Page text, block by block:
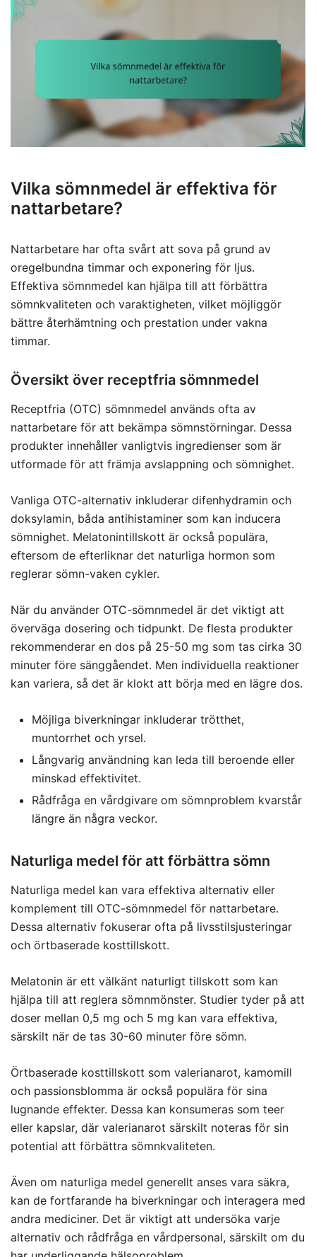
Vilka sömnmedel är effektiva för
nattarbetare?
Nattarbetare har ofta svårt att sova på grund av
oregelbundna timmar och exponering för ljus.
Effektiva sömnmedel kan hjälpa till att förbättra
sömnkvaliteten och varaktigheten, vilket möjliggör
bättre återhämtning och prestation under vakna
timmar.
Översikt över receptfria sömnmedel
Receptfria (OTC) sömnmedel används ofta av
nattarbetare för att bekämpa sömnstörningar. Dessa
produkter innehåller vanligtvis ingredienser som är
utformade för att främja avslappning och sömnighet.
Vanliga OTC-alternativ inkluderar difenhydramin och
doksylamin, båda antihistaminer som kan inducera
sömnighet. Melatonintillskott är också populära,
eftersom de efterliknar det naturliga hormon som
reglerar sömn-vaken cykler.
När du använder OTC-sömnmedel är det viktigt att
överväga dosering och tidpunkt. De flesta produkter
rekommenderar en dos på 25-50 mg som tas cirka 30
minuter före sänggåendet. Men individuella reaktioner
kan variera, så det är klokt att börja med en lägre dos.
Möjliga biverkningar inkluderar trötthet,
muntorrhet och yrsel.
Långvarig användning kan leda till beroende eller
minskad effektivitet.
Rådfråga en vårdgivare om sömnproblem kvarstår
längre än några veckor.
Naturliga medel för att förbättra sömn
Naturliga medel kan vara effektiva alternativ eller
komplement till OTC-sömnmedel för nattarbetare.
Dessa alternativ fokuserar ofta på livsstilsjusteringar
och örtbaserade kosttillskott.
Melatonin är ett välkänt naturligt tillskott som kan
hjälpa till att reglera sömnmönster. Studier tyder på att
doser mellan 0,5 mg och 5 mg kan vara effektiva,
särskilt när de tas 30-60 minuter före sömn.
Örtbaserade kosttillskott som valerianarot, kamomill
och passionsblomma är också populära för sina
lugnande effekter. Dessa kan konsumeras som teer
eller kapslar, där valerianarot särskilt noteras för sin
potential att förbättra sömnkvaliteten.
Även om naturliga medel generellt anses vara säkra,
kan de fortfarande ha biverkningar och interagera med
andra mediciner. Det är viktigt att undersöka varje
alternativ och rådfråga en vårdpersonal, särskilt om du